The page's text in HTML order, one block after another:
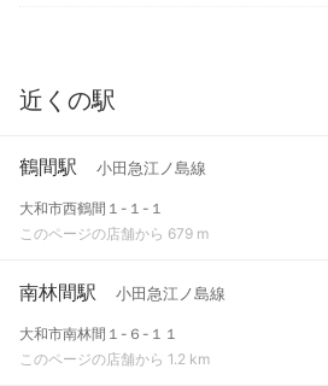
近くの駅
鶴間駅 小田急江ノ島線
大和市西鶴間１-１-１
このページの店舗から 679 m
南林間駅 小田急江ノ島線
大和市南林間１-６-１１
このページの店舗から 1.2 km